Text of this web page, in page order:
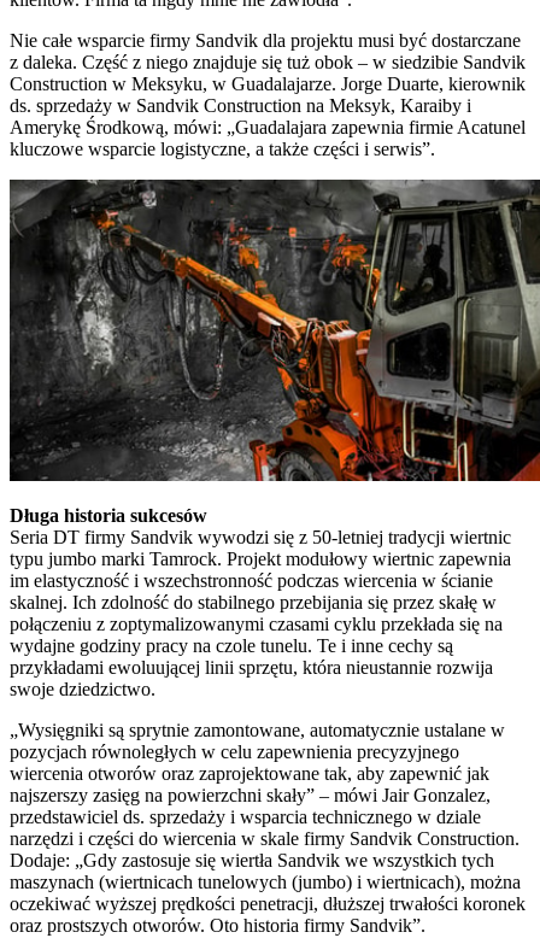
Nie całe wsparcie firmy Sandvik dla projektu musi być dostarczane
z daleka. Część z niego znajduje się tuż obok – w siedzibie Sandvik
Construction w Meksyku, w Guadalajarze. Jorge Duarte, kierownik
ds. sprzedaży w Sandvik Construction na Meksyk, Karaiby i
Amerykę Środkową, mówi: „Guadalajara zapewnia firmie Acatunel
kluczowe wsparcie logistyczne, a także części i serwis”.
Długa historia sukcesów
Seria DT firmy Sandvik wywodzi się z 50-letniej tradycji wiertnic
typu jumbo marki Tamrock. Projekt modułowy wiertnic zapewnia
im elastyczność i wszechstronność podczas wiercenia w ścianie
skalnej. Ich zdolność do stabilnego przebijania się przez skałę w
połączeniu z zoptymalizowanymi czasami cyklu przekłada się na
wydajne godziny pracy na czole tunelu. Te i inne cechy są
przykładami ewoluującej linii sprzętu, która nieustannie rozwija
swoje dziedzictwo.
„Wysięgniki są sprytnie zamontowane, automatycznie ustalane w
pozycjach równoległych w celu zapewnienia precyzyjnego
wiercenia otworów oraz zaprojektowane tak, aby zapewnić jak
najszerszy zasięg na powierzchni skały” – mówi Jair Gonzalez,
przedstawiciel ds. sprzedaży i wsparcia technicznego w dziale
narzędzi i części do wiercenia w skale firmy Sandvik Construction.
Dodaje: „Gdy zastosuje się wiertła Sandvik we wszystkich tych
maszynach (wiertnicach tunelowych (jumbo) i wiertnicach), można
oczekiwać wyższej prędkości penetracji, dłuższej trwałości koronek
oraz prostszych otworów. Oto historia firmy Sandvik”.